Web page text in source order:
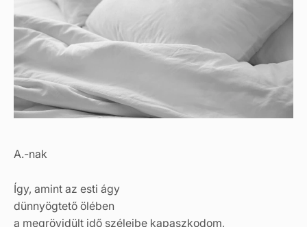
A.-nak
Így, amint az esti ágy
dünnyögtető ölében
a megrövidült idő széleibe kapaszkodom,